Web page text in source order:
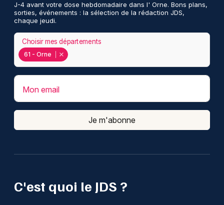
C'est quoi le JDS ?
J-4 avant votre dose hebdomadaire dans l' Orne. Bons plans,
sorties, événements : la sélection de la rédaction JDS,
chaque jeudi.
61 - Orne
Choisir mes départements
Mon email
Je m'abonne